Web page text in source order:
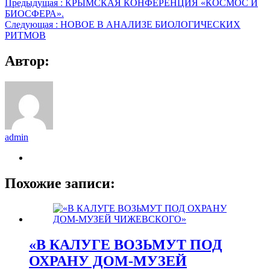
Предыдущая : КРЫМСКАЯ КОНФЕРЕНЦИЯ «КОСМОС И
БИОСФЕРА».
Следующая : НОВОЕ В АНАЛИЗЕ БИОЛОГИЧЕСКИХ
РИТМОВ
Автор:
admin
Похожие записи:
«В КАЛУГЕ ВОЗЬМУТ ПОД
ОХРАНУ ДОМ-МУЗЕЙ